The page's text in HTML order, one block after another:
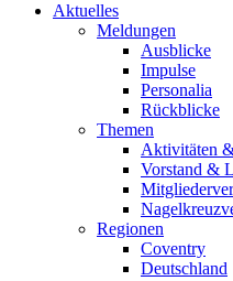
Aktuelles
Meldungen
Ausblicke
Impulse
Personalia
Rückblicke
Themen
Aktivitäten
Vorstand &
Regionen
Coventry
Deutschland